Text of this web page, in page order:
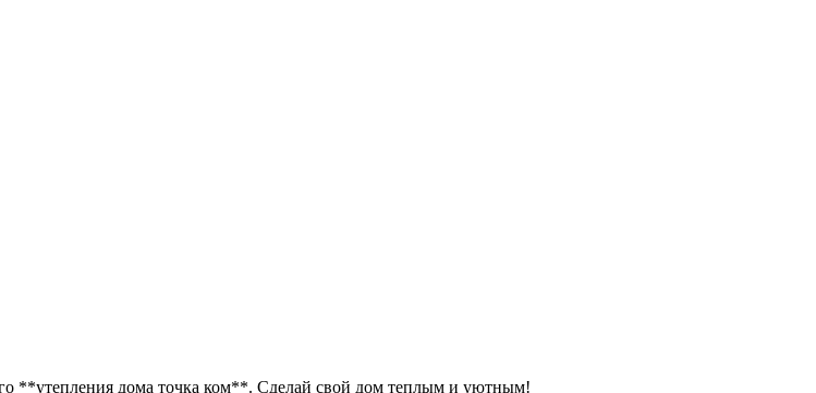
**утепления дома точка ком**. Сделай свой дом теплым и уютным!